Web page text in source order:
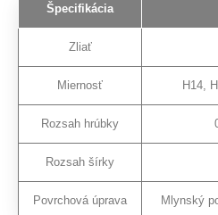
Špecifikácia
Zliať
Miernosť H14,
Rozsah hrúbky
Rozsah šírky
Povrchová úprava Mlynský